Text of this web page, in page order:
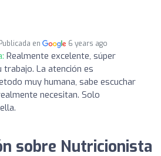
Publicada en 6 years ago
Realmente excelente, súper
La atención es
muy humana, sabe escuchar
necesitan. Solo
sobre Nutricionista